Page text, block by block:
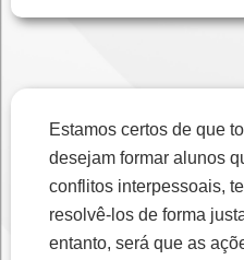
Estamos certos de que
desejam formar alunos
conflitos interpessoais,
resolvê-los de forma
entanto, será que as